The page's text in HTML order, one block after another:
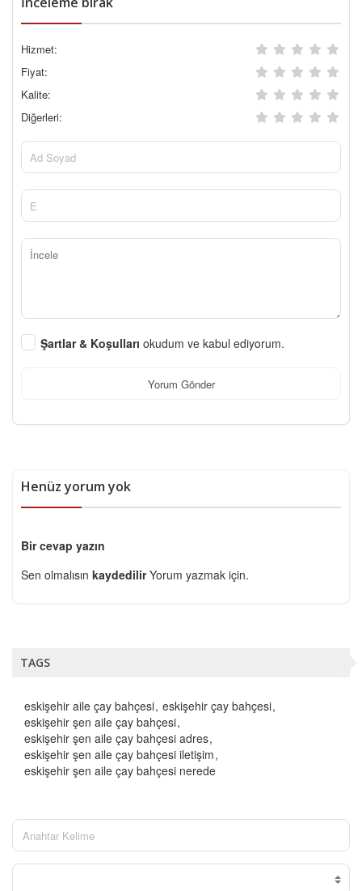
Hizmet:
Fiyat:
Kalite:
Diğerleri:
Şartlar & Koşulları okudum ve kabul ediyorum.
Yorum Gönder
Henüz yorum yok
Bir cevap yazın
Sen olmalısın kaydedilirYorum yazmak için.
TAGS
eskişehir aile çay bahçesi eskişehir çay bahçesi
eskişehir şen aile çay bahçesi
eskişehir şen aile çay bahçesi adres
eskişehir şen aile çay bahçesi iletişim
eskişehir şen aile çay bahçesi nerede